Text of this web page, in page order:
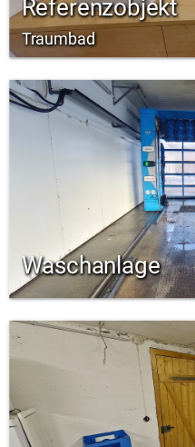
Referenzobjekt
Traumbad
Waschanlage